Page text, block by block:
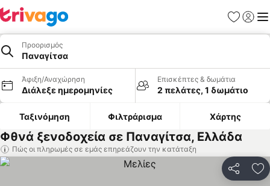
Προορισμός
Παναγίτσα
Άφιξη/Αναχώρηση
Διάλεξε ημερομηνίες
Επισκέπτες & δωμάτια
2 πελάτες, 1 δωμάτιο
Ταξινόμηση Φιλτράρισμα Χάρτης
Φθνά ξενοδοχεία σε Παναγίτσα, Ελλάδα
Πώς οι πληρωμές σε εμάς επηρεάζουν την κατάταξη